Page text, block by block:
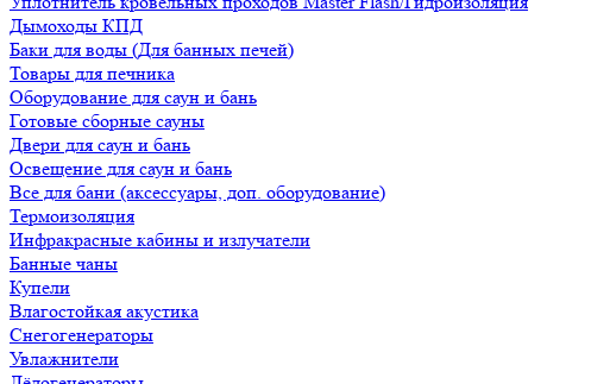
Дымоходы КПД
Баки для воды (Для банных печей)
Товары для печника
Оборудование для саун и бань
Готовые сборные сауны
Двери для саун и бань
Освещение для саун и бань
Все для бани (аксессуары, доп. оборудование)
Термоизоляция
Инфракрасные кабины и излучатели
Банные чаны
Купели
Влагостойкая акустика
Снегогенераторы
Увлажнители